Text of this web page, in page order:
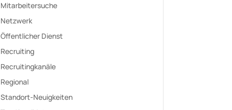
Mitarbeitersuche
Netzwerk
Öffentlicher Dienst
Recruiting
Recruitingkanäle
Regional
Standort-Neuigkeiten